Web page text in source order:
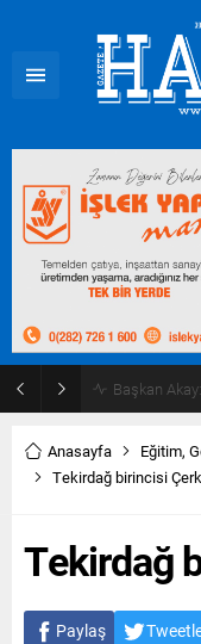
Haziran ayı
Anasayfa Eğitim,
Tekirdağ birincisi
Tekirdağ
Paylaş